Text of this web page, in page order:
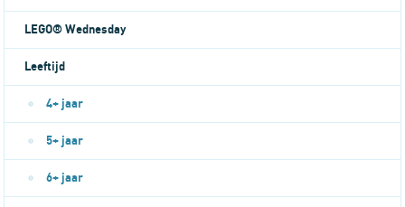
LEGO® Wednesday
Leeftijd
4+ jaar
5+ jaar
6+ jaar